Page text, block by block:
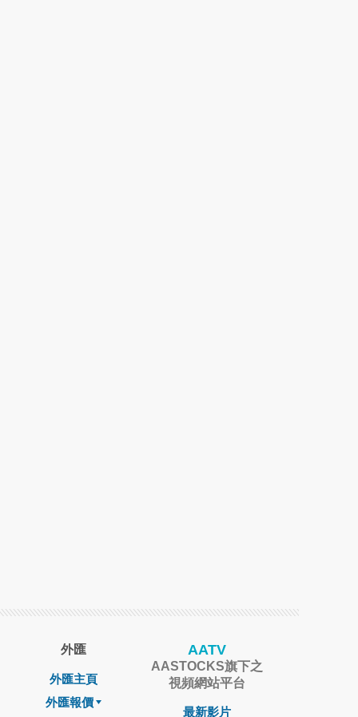
外匯
外匯主頁
外匯報價
AATV
AASTOCKS旗下之
視頻網站平台
最新影片